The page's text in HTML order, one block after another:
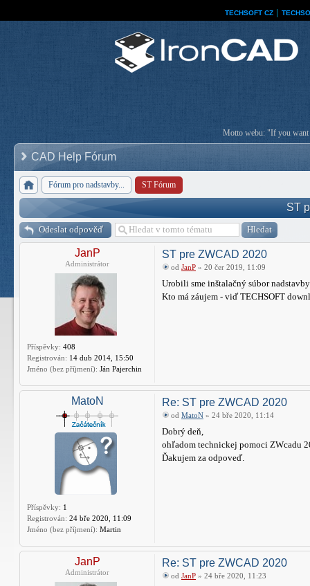
TECHSOFT CZ
Motto webu: "If you want
CAD Help Fórum
Fórum pro nadstavby... ST Fórum
ST
Odeslat odpověď
JanP
Administrátor
Příspěvky: 408
Registrován: 14 dub 2014, 15:50
Jméno (bez příjmení): Ján Pajerchin
ST pre ZWCAD 2020
od JanP » 20 čer 2019, 11:09
Urobili sme inštalačný súbor
Kto má záujem - viď TECHSOFT
MatoN
Příspěvky: 1
Registrován: 24 bře 2020, 11:09
Jméno (bez příjmení): Martin
Re: ST pre ZWCAD 2020
od MatoN » 24 bře 2020, 11:14
Dobrý deň,
ohľadom technickej pomoci ZWcadu
Ďakujem za odpoveď.
JanP
Administrátor
Re: ST pre ZWCAD 2020
od JanP » 24 bře 2020, 11:23